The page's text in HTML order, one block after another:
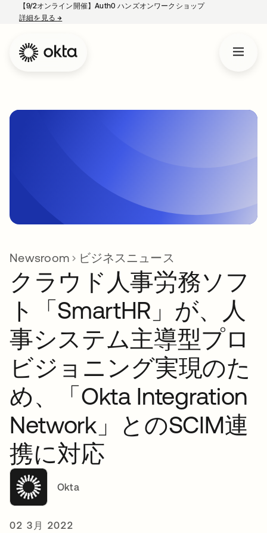
【9/2オンライン開催】Auth0 ハンズオンワークショップ
詳細を見る→
Newsroom ビジネスニュース
クラウド人事労務ソフ
ト「SmartHR」が、人
事システム主導型プロ
ビジョニング実現のた
め、「Okta Integration
Network」とのSCIM連
携に対応
Okta
02 3月 2022